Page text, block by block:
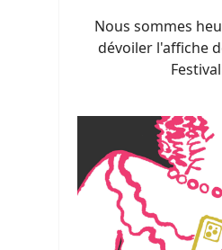
Nous sommes
dévoiler l'affiche